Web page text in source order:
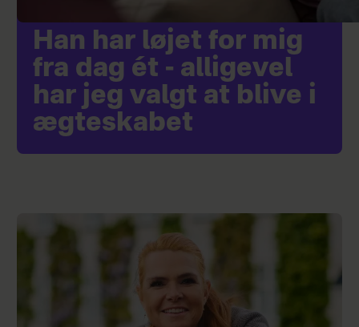
Han har løjet for mig
fra dag ét - alligevel
har jeg valgt at blive i
ægteskabet